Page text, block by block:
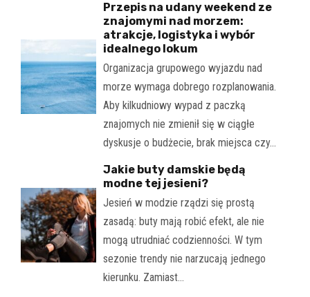
Przepis na udany weekend ze
znajomymi nad morzem:
atrakcje, logistyka i wybór
idealnego lokum
Organizacja grupowego wyjazdu nad
morze wymaga dobrego rozplanowania.
Aby kilkudniowy wypad z paczką
znajomych nie zmienił się w ciągłe
dyskusje o budżecie, brak miejsca czy…
Jakie buty damskie będą
modne tej jesieni?
Jesień w modzie rządzi się prostą
zasadą: buty mają robić efekt, ale nie
mogą utrudniać codzienności. W tym
sezonie trendy nie narzucają jednego
kierunku. Zamiast…